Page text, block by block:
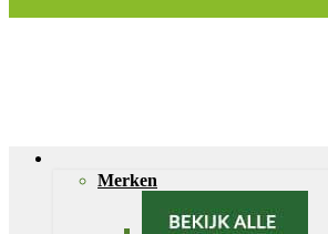
Merken